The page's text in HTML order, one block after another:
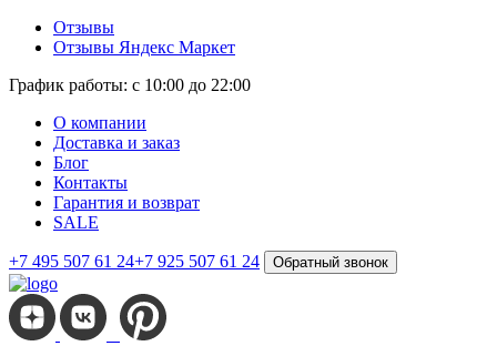
Отзывы
Отзывы Яндекс Маркет
График работы: с 10:00 до 22:00
О компании
Доставка и заказ
Блог
Контакты
Гарантия и возврат
SALE
+7 495 507 61 24+7 925 507 61 24 Обратный звонок